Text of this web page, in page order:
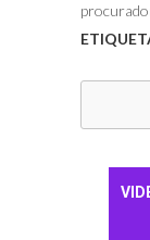
con
algoritmos